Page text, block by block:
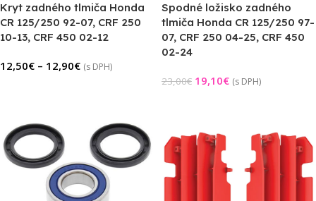
Kryt zadného tlmiča Honda
CR 125/250 92-07, CRF 250
10-13, CRF 450 02-12
12,50€ – 12,90€ (s DPH)
Spodné ložisko zadného
tlmiča Honda CR 125/250 97-
07, CRF 250 04-25, CRF 450
02-24
23,00€ 19,10€ (s DPH)